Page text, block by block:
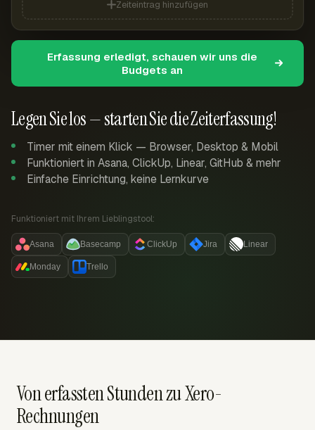
Legen Sie los — starten Sie die Zeiterfassung!
Timer mit einem Klick — Browser, Desktop & Mobil
Funktioniert in Asana, ClickUp, Linear, GitHub & mehr
Einfache Einrichtung, keine Lernkurve
Funktioniert mit Ihrem Lieblingstool:
Asana Basecamp ClickUp Jira Linear
Monday Trello
Zeiteintrag hinzufügen
Erfassung erledigt, schauen wir uns die
Budgets an
Von erfassten Stunden zu Xero-
Rechnungen